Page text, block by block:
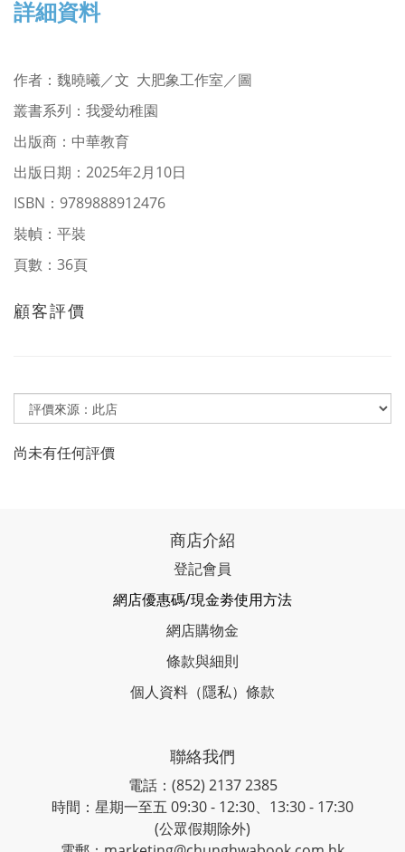
詳細資料
作者 ： 魏曉曦／文 大肥象工作室／圖
叢書系列： 我愛幼稚園
出版商：中華教育
出版日期：2025年2月10日
ISBN：9789888912476
裝幀：平裝
頁數：36頁
顧客評價
尚未有任何評價
商店介紹
登記會員
網店優惠碼/現金劵使用方法
網店購物金
條款與細則
個人資料（隱私）條款
聯絡我們
電話：(852) 2137 2385
時間：星期一至五 09:30 - 12:30、13:30 - 17:30
(公眾假期除外)